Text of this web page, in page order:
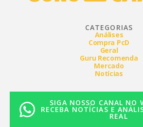
CATEGORIAS
Análises
Compra PcD
Geral
Guru Recomenda
Mercado
Notícias
SIGA NOSSO CANAL NO
RECEBA NOTÍCIAS E
REAL